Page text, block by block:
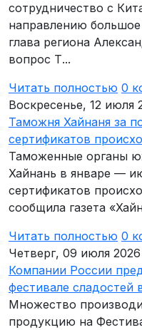
сотрудничество с
направлению
глава региона
вопрос Т...
Читать полностью 0
Воскресенье, 12 июля
Таможня Хайнаня за
сертификатов
Таможенные органы
Хайнань в январе —
сертификатов
сообщила газета
Читать полностью 0
Четверг, 09 июля 2026
Компании России
фестивале сладостей
Множество
продукцию на